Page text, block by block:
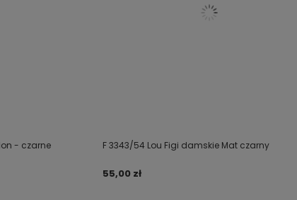
- czarne F 3343/54 Lou Figi damskie Mat czarny
55,00 zł